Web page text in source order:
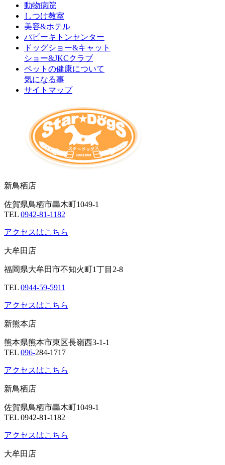
動物病院
しつけ教室
美容&ホテル
パピーキトンセンター
ドッグショー&キャット
ショー&JKCクラブ
ペットの健康について
気になる事
サイトマップ
新鳥栖店
佐賀県鳥栖市轟木町1049-1
TEL 0942-81-1182
アクセスはこちら
大牟田店
福岡県大牟田市不知火町1丁目2-8
TEL 0944-59-5911
アクセスはこちら
新熊本店
熊本県熊本市東区長嶺西3-1-1
TEL 096-284-1717
アクセスはこちら
新鳥栖店
佐賀県鳥栖市轟木町1049-1
TEL 0942-81-1182
アクセスはこちら
大牟田店